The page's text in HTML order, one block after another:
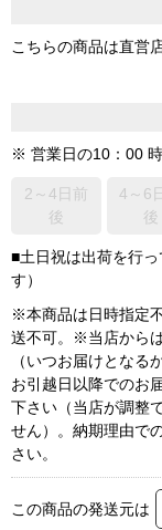
こちらの商品は直営
※ 営業日の10：00
2～4日前
後
4～6
後
■土日祝は出荷を行
す）
※本商品は日時指定
送不可。※当店から
（いつお届けとなる
お引越日以降でのお
下さい（当店が調整
せん）。納期理由で
さい。
この商品の発送元は